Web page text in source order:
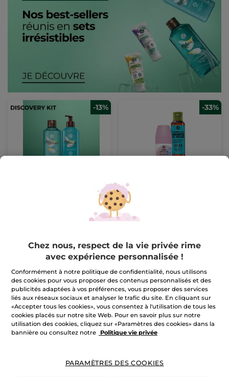
-13%
AJOUTER AU
PANIER
-33%
Set Voyage Fraîcheur &
Monoï
AJOUTER AU
PANIER
-34%
Set Rituel - Vanille
Chez nous, respect de la vie privée rime
avec expérience personnalisée !
Conformément à notre politique de confidentialité, nous utilisons
des cookies pour vous proposer des contenus personnalisés et des
publicités adaptées à vos préférences, vous proposer des services
liés aux réseaux sociaux et analyser le trafic du site. En cliquant sur
«Accepter tous les cookies», vous consentez à l'utilisation de tous les
cookies placés sur notre site Web. Pour en savoir plus sur notre
utilisation des cookies, cliquez sur «Paramètres des cookies» dans la
bannière ou consultez notre
Politique vie privée
PARAMÈTRES DES COOKIES